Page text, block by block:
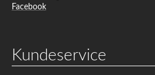
Facebook
Kundeservice